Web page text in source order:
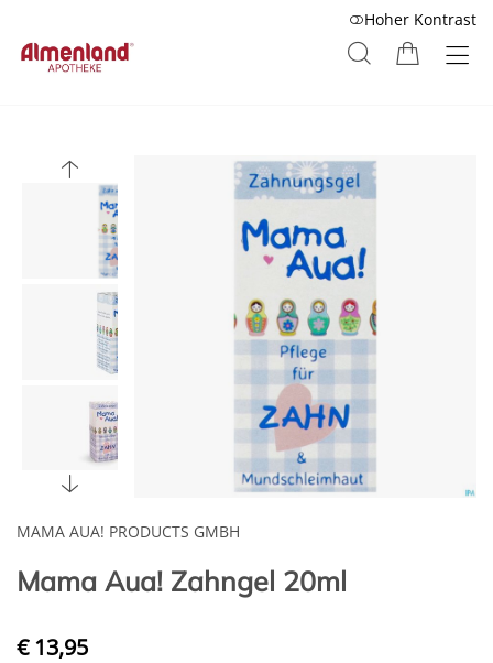
Hoher Kontrast
MAMA AUA! PRODUCTS GMBH
Mama Aua! Zahngel 20ml
€ 13,95